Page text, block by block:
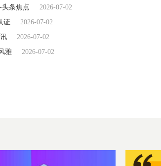
头条焦点
2026-07-02
证
2026-07-02
2026-07-02
雅
2026-07-02